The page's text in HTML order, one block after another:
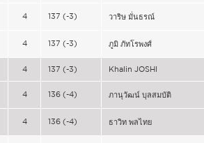
4 137 (-3) วาริษ มั่นธรณ์
4 137 (-3) ภูมิ ภัทโรพงศ์
4 137 (-3) Khalin JOSHI
4 136 (-4) ภานุวัฒน์ บุลสมบัติ
4 136 (-4) ธาวิท พลไทย